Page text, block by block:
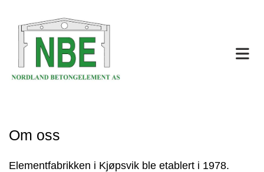
Om oss
Elementfabrikken i Kjøpsvik ble etablert i 1978.